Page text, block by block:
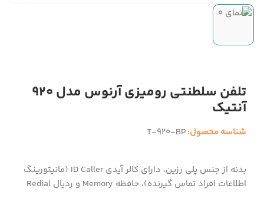
تلفن سلطنتی رومیزی آرنوس مدل 920
آنتیک
شناسه محصول:T-920-BP
بدنه از جنس پلی رزین، دارای کالر آیدی ID Caller (مانیتورینگ
اطلاعات افراد تماس گیرنده)، حافظه Memory و ردیال Redial